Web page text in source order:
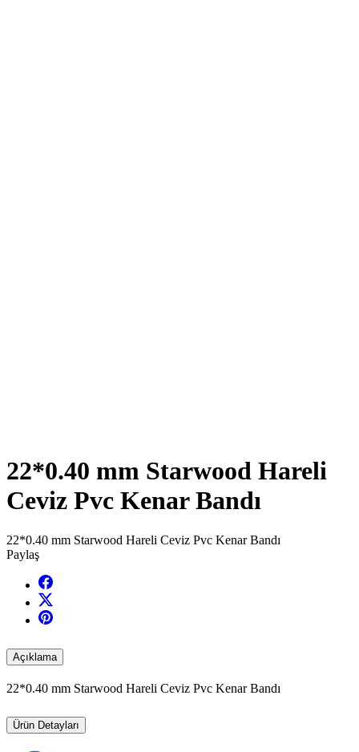
22*0.40 mm Starwood Hareli
Ceviz Pvc Kenar Bandı
22*0.40 mm Starwood Hareli Ceviz Pvc Kenar Bandı
Paylaş
Açıklama
22*0.40 mm Starwood Hareli Ceviz Pvc Kenar Bandı
Ürün Detayları